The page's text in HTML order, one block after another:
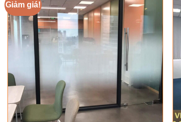
Giảm giá!